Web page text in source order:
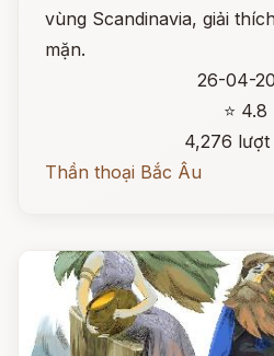
vùng Scandinavia, giải
mặn.
26-04-
⭐ 4.8
4,276 lượt
Thần thoại Bắc Âu